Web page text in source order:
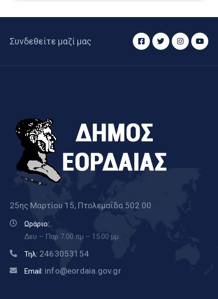
Συνδεθείτε μαζί μας
25ης Μαρτίου 15, Πτολεμαΐδα 502 00
Ωράριο:
Δευ – Παρ 7.00 πμ – 15.00 μμ
Τηλ: 2463053154
Email: info@eordaia.gov.gr